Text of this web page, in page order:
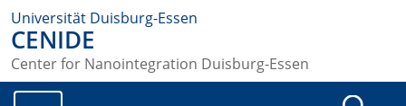
Universität Duisburg-Essen
CENIDE
Center for Nanointegration Duisburg-Essen